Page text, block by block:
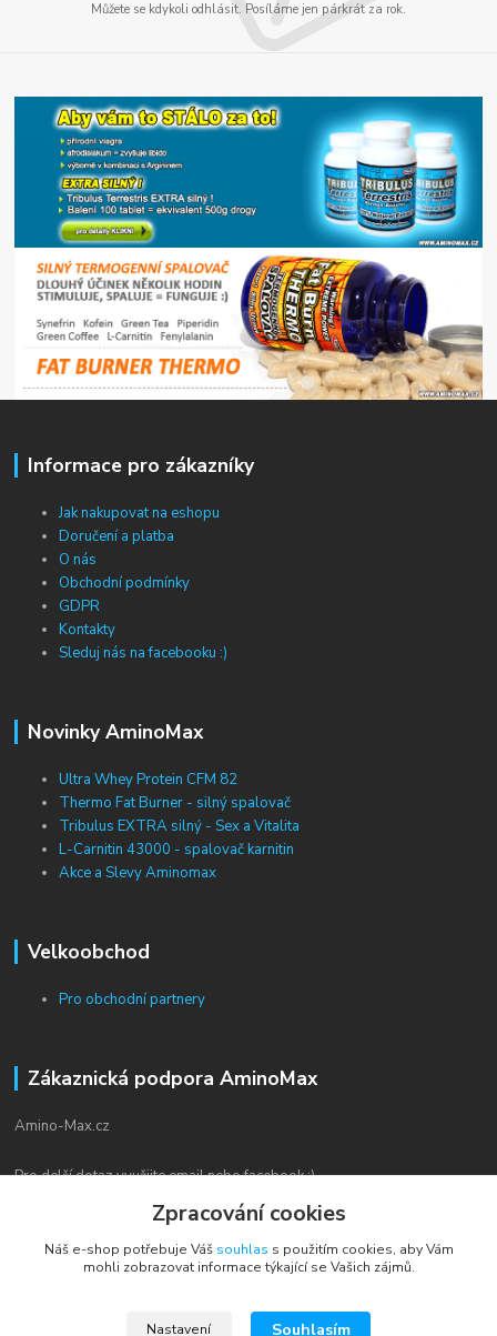
Můžete se kdykoli odhlásit. Posíláme jen párkrát za rok.
Informace pro zákazníky
Jak nakupovat na eshopu
Doručení a platba
O nás
Obchodní podmínky
GDPR
Kontakty
Sleduj nás na facebooku :)
Novinky AminoMax
Ultra Whey Protein CFM 82
Thermo Fat Burner - silný spalovač
Tribulus EXTRA silný - Sex a Vitalita
L-Carnitin 43000 - spalovač karnitin
Akce a Slevy Aminomax
Velkoobchod
Pro obchodní partnery
Zákaznická podpora AminoMax
Amino-Max.cz
Pro delší dotaz využijte email nebo facebook :)
Zpracování cookies
Náš e-shop potřebuje Váš souhlas s použitím cookies, aby Vám
mohli zobrazovat informace týkající se Vašich zájmů.
Nastavení Souhlasím